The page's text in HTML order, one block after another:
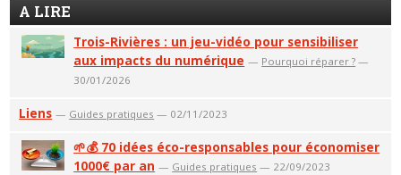
A LIRE
Trois-Rivières : un jeu-vidéo pour sensibiliser
aux impacts du numérique — Pourquoi réparer ? —
30/01/2026
Liens — Guides pratiques — 02/11/2023
🌱💰 70 idées éco-responsables pour économiser
1000€ par an — Guides pratiques — 22/09/2023